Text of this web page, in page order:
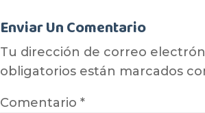
Enviar Un Comentario
Tu dirección de correo
obligatorios están marcados
Comentario*